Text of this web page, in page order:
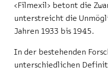
‹Filmexil› betont die
unterstreicht die
Jahren 1933 bis 1945.
In der bestehenden
unterschiedlichen